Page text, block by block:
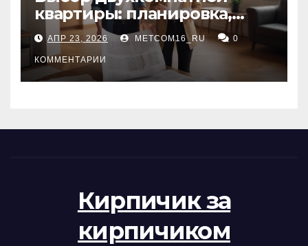
квартиры: планировка,
состояние жилья и
проверка документов
АПР 23, 2026 METCOM16_RU 0
КОММЕНТАРИИ
Кирпичик за
кирпичиком